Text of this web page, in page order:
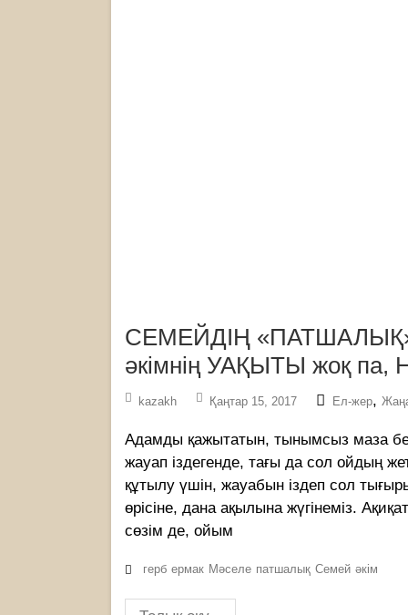
СЕМЕЙДІҢ «ПАТШАЛЫҚ»
әкімнің УАҚЫТЫ жоқ па,
kazakh Қаңтар 15, 2017 Ел-жер,
Адамды қажытатын, тынымсыз маза
жауап іздегенде, тағы да сол ойдың
құтылу үшін, жауабын іздеп сол
өрісіне, дана ақылына жүгінеміз.
сөзім де, ойым
герб ермак Мәселе патшалық Семей әкім